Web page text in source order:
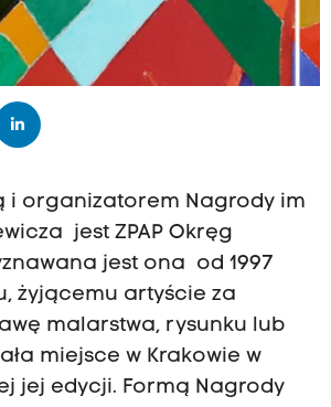
i organizatorem Nagrody im
jest ZPAP Okręg
jest ona od 1997
żyjącemu artyście za
malarstwa, rysunku lub
miejsce w Krakowie w
jej edycji. Formą Nagrody